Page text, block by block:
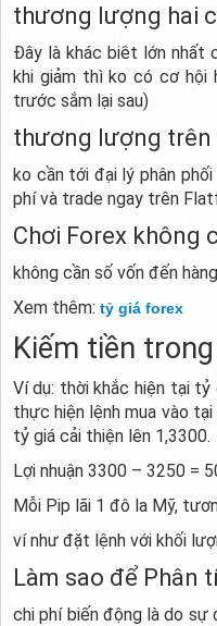
thương lượng hai
Đây là khác biêt lớn nhất
khi giảm thì ko có cơ hội
trước sắm lại sau)
thương lượng trên
ko cần tới đại lý phân
phí và trade ngay trên
Chơi Forex không
không cần số vốn đến
Xem thêm: tỷ giá forex
Kiếm tiền
Ví dụ: thời khắc hiện tại tỷ
thực hiện lệnh mua vào
tỷ giá cải thiện lên 1,3300.
Lợi nhuận 3300 – 3250 =
Mỗi Pip lãi 1 đô la Mỹ,
ví như đặt lệnh với khối
Làm sao để Phân
chi phí biến động là do